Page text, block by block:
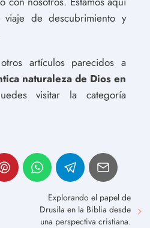
de descubrimiento y
artículos parecidos a
naturaleza de Dios en
visitar la categoría
Explorando el papel de
Drusila en la Biblia desde
una perspectiva cristiana.